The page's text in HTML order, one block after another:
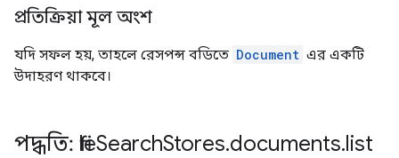
প্রতিক্রিয়া মূল অংশ
যদি সফল হয়, তাহলে রেসপন্স বডিতে Document এর একটি
উদাহরণ থাকবে।
পদ্ধতি: fileSearchStores.documents.list